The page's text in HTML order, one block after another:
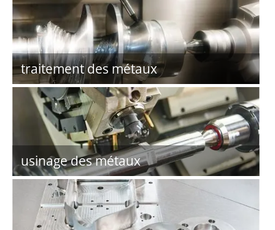
traitement des métaux
usinage des métaux